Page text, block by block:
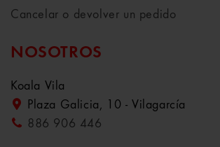
Cancelar o devolver un pedido
NOSOTROS
Koala Vila
Plaza Galicia, 10 - Vilagarcía
886 906 446